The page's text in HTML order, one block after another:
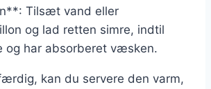
Tilsæt vand eller
og lad retten simre, indtil
og har absorberet væsken.
kan du servere den varm,